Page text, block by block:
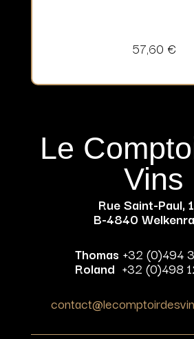
57,60 €
Le
Vins
Rue Saint-Paul,
B-4840
Thomas +32 (0)494
Roland +32 (0)498